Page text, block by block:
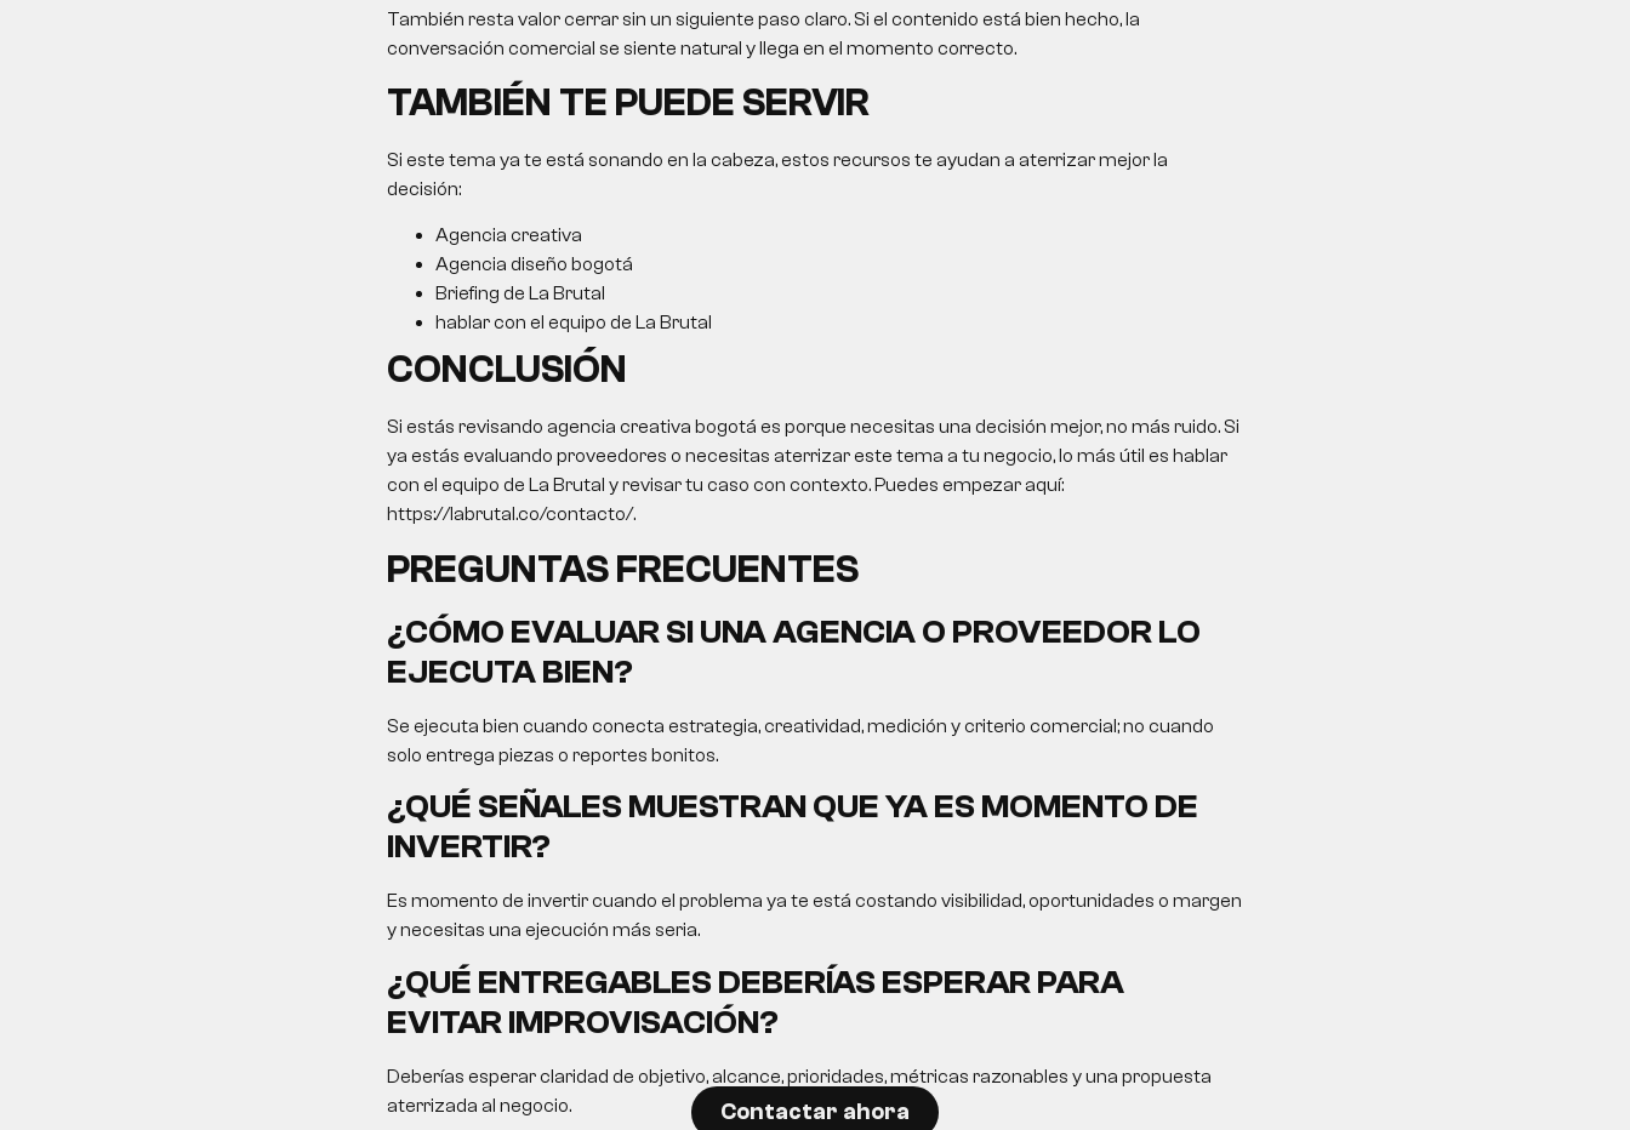
También resta valor cerrar sin un siguiente paso claro. Si el contenido está bien hecho, la
conversación comercial se siente natural y llega en el momento correcto.
TAMBIÉN TE PUEDE SERVIR
Si este tema ya te está sonando en la cabeza, estos recursos te ayudan a aterrizar mejor la
decisión:
Agencia creativa
Agencia diseño bogotá
Briefing de La Brutal
hablar con el equipo de La Brutal
CONCLUSIÓN
Si estás revisando agencia creativa bogotá es porque necesitas una decisión mejor, no más ruido. Si
ya estás evaluando proveedores o necesitas aterrizar este tema a tu negocio, lo más útil es hablar
con el equipo de La Brutal y revisar tu caso con contexto. Puedes empezar aquí:
https://labrutal.co/contacto/.
PREGUNTAS FRECUENTES
¿CÓMO EVALUAR SI UNA AGENCIA O PROVEEDOR LO
EJECUTA BIEN?
Se ejecuta bien cuando conecta estrategia, creatividad, medición y criterio comercial; no cuando
solo entrega piezas o reportes bonitos.
¿QUÉ SEÑALES MUESTRAN QUE YA ES MOMENTO DE
INVERTIR?
Es momento de invertir cuando el problema ya te está costando visibilidad, oportunidades o margen
y necesitas una ejecución más seria.
¿QUÉ ENTREGABLES DEBERÍAS ESPERAR PARA
EVITAR IMPROVISACIÓN?
Deberías esperar claridad de objetivo, alcance, prioridades, métricas razonables y una propuesta
aterrizada al negocio.
Contactar ahora